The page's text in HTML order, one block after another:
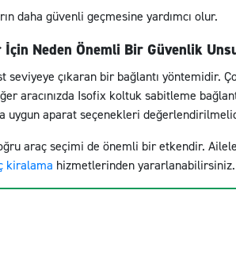
daha güvenli geçmesine yardımcı olur.
Neden Önemli Bir Güvenlik
seviyeye çıkaran bir bağlantı yöntemidir.
aracınızda Isofix koltuk sabitleme
uygun aparat seçenekleri
araç seçimi de önemli bir etkendir.
kiralama hizmetlerinden